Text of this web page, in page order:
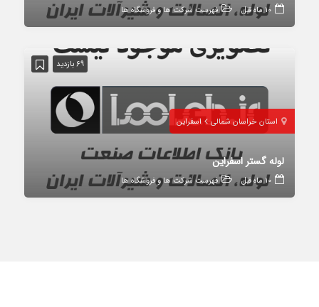
10 ماه قبل فهرست شرکت ها و فروشگاه ها
69 بازدید
استان خراسان شمالی اسفراین
لوله گستر اسفراین
10 ماه قبل فهرست شرکت ها و فروشگاه ها